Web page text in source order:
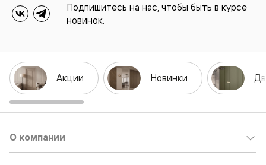
Подпишитесь на нас, чтобы быть в курсе
новинок.
Акции Новинки
О компании